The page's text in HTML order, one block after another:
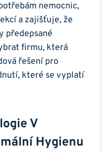
nemocnic,
a zajišťuje, že
předepsané
firmu, která
řešení pro
které se vyplatí
V
Hygienu